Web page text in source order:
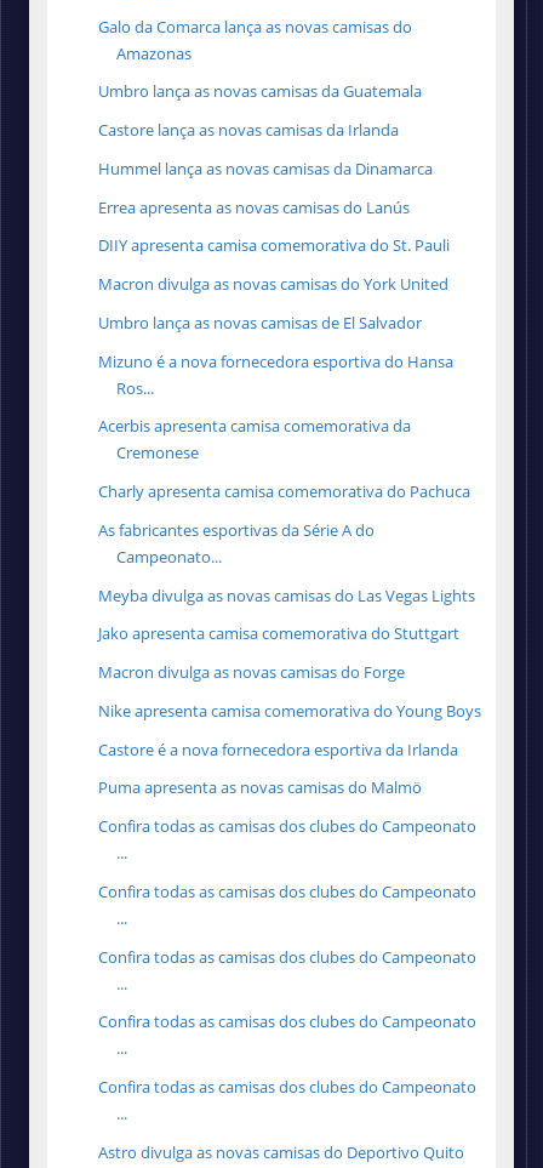
Galo da Comarca lança as novas camisas do
Amazonas
Umbro lança as novas camisas da Guatemala
Castore lança as novas camisas da Irlanda
Hummel lança as novas camisas da Dinamarca
Errea apresenta as novas camisas do Lanús
DIIY apresenta camisa comemorativa do St. Pauli
Macron divulga as novas camisas do York United
Umbro lança as novas camisas de El Salvador
Mizuno é a nova fornecedora esportiva do Hansa
Ros...
Acerbis apresenta camisa comemorativa da
Cremonese
Charly apresenta camisa comemorativa do Pachuca
As fabricantes esportivas da Série A do
Campeonato...
Meyba divulga as novas camisas do Las Vegas Lights
Jako apresenta camisa comemorativa do Stuttgart
Macron divulga as novas camisas do Forge
Nike apresenta camisa comemorativa do Young Boys
Castore é a nova fornecedora esportiva da Irlanda
Puma apresenta as novas camisas do Malmö
Confira todas as camisas dos clubes do Campeonato
...
Confira todas as camisas dos clubes do Campeonato
...
Confira todas as camisas dos clubes do Campeonato
...
Confira todas as camisas dos clubes do Campeonato
...
Confira todas as camisas dos clubes do Campeonato
...
Astro divulga as novas camisas do Deportivo Quito